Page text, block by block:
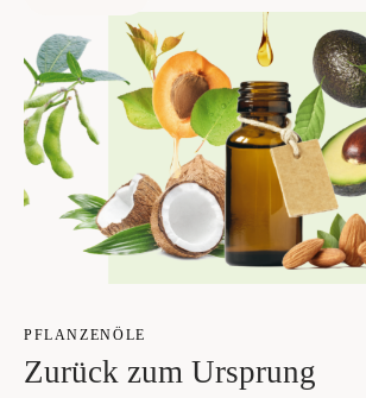
PFLAN­ZEN­ÖLE
Zurück zum Ursprung